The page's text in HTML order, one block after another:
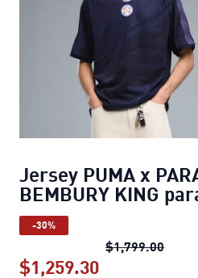
Jersey PUMA x
BEMBURY KING
-30%
$1,799.00
$1,259.30